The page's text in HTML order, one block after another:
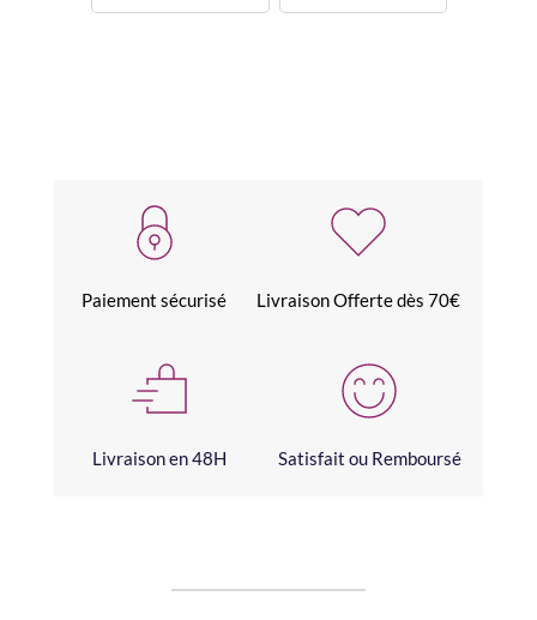
Paiement sécurisé Livraison Offerte dès 70€
Livraison en 48H Satisfait ou Remboursé